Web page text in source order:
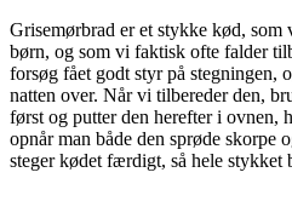
Grisemørbrad er et stykke kød, som
børn, og som vi faktisk ofte falder
forsøg fået godt styr på stegningen,
natten over. Når vi tilbereder den,
først og putter den herefter i ovnen,
opnår man både den sprøde skorpe
steger kødet færdigt, så hele stykket